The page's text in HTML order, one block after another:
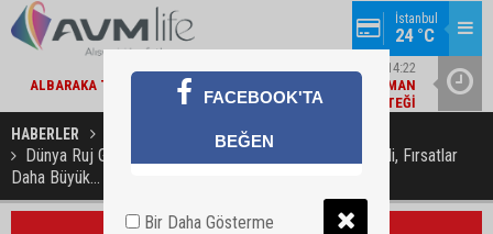
İstanbul
24 °C
EKONOMI / 14:22
ALBARAKA TÜRK'TEN EKONOMIYE 363 MILYAR TL FINANSMAN
DESTEĞI
HABERLER ŞİRKET HABERLERİ
Dünya Ruj Günü’ne Özel Gratis’te Dudaklar Daha Renkli, Fırsatlar
Daha Büyük...
FACEBOOK'TA
BEĞEN
Bir Daha Gösterme